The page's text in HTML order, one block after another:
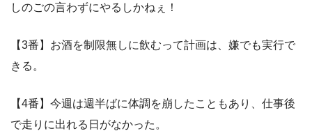
しのごの言わずにやるしかねぇ！
【3番】お酒を制限無しに飲むって計画は、嫌でも実行で
きる。
【4番】今週は週半ばに体調を崩したこともあり、仕事後
で走りに出れる日がなかった。